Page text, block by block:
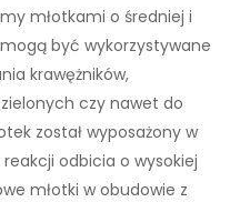
młotkami o średniej i
być wykorzystywane
krawężników,
czy nawet do
został wyposażony w
odbicia o wysokiej
młotki w obudowie z